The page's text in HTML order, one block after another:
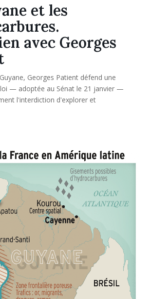
et les
avec Georges
Georges Patient défend une
— adoptée au Sénat le 21 janvier —
l'interdiction d'explorer et